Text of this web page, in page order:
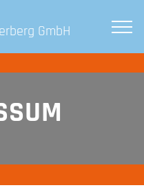
GmbH